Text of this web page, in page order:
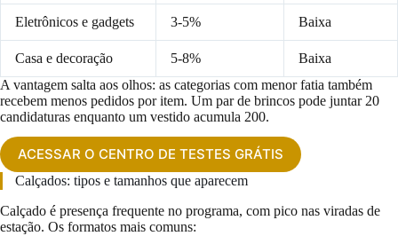
Eletrônicos e gadgets 3-5% Baixa
Casa e decoração 5-8%
Baixa
A vantagem salta aos olhos: as categorias com menor fatia também
recebem menos pedidos por item. Um par de brincos pode juntar 20
candidaturas enquanto um vestido acumula 200.
ACESSAR O CENTRO DE TESTES GRÁTIS
Calçados: tipos e tamanhos que aparecem
Calçado é presença frequente no programa, com pico nas viradas de
estação. Os formatos mais comuns: